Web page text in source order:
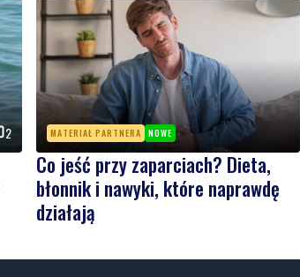
2 MATERIAŁ PARTNERA NOWE
Co jeść przy zaparciach? Dieta,
błonnik i nawyki, które naprawdę
działają